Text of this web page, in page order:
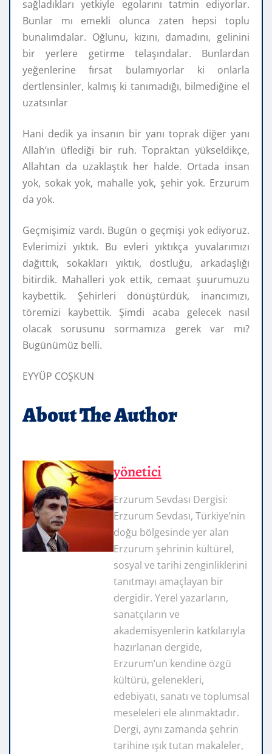
sağladıkları yetkiyle egolarını tatmin ediyorlar.
Bunlar mı emekli olunca zaten hepsi toplu
bunalımdalar. Oğlunu, kızını, damadını, gelinini
bir yerlere getirme telaşındalar. Bunlardan
yeğenlerine fırsat bulamıyorlar ki onlarla
dertlensinler, kalmış ki tanımadığı, bilmediğine el
uzatsınlar
Hani dedik ya insanın bir yanı toprak diğer yanı
Allah’ın üflediği bir ruh. Topraktan yükseldikçe,
Allahtan da uzaklaştık her halde. Ortada insan
yok, sokak yok, mahalle yok, şehir yok. Erzurum
da yok.
Geçmişimiz vardı. Bugün o geçmişi yok ediyoruz.
Evlerimizi yıktık. Bu evleri yıktıkça yuvalarımızı
dağıttık, sokakları yıktık, dostluğu, arkadaşlığı
bitirdik. Mahalleri yok ettik, cemaat şuurumuzu
kaybettik. Şehirleri dönüştürdük, inancımızı,
töremizi kaybettik. Şimdi acaba gelecek nasıl
olacak sorusunu sormamıza gerek var mı?
Bugünümüz belli.
EYYÜP COŞKUN
About The Author
yönetici
Erzurum Sevdası Dergisi:
Erzurum Sevdası, Türkiye’nin
doğu bölgesinde yer alan
Erzurum şehrinin kültürel,
sosyal ve tarihi zenginliklerini
tanıtmayı amaçlayan bir
dergidir. Yerel yazarların,
sanatçıların ve
akademisyenlerin katkılarıyla
hazırlanan dergide,
Erzurum’un kendine özgü
kültürü, gelenekleri,
edebiyatı, sanatı ve toplumsal
meseleleri ele alınmaktadır.
Dergi, aynı zamanda şehrin
tarihine ışık tutan makaleler,